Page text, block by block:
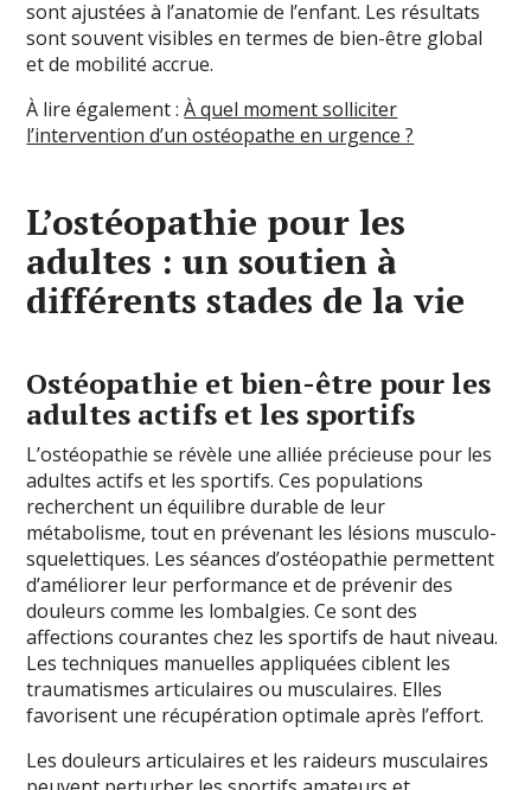
sont ajustées à l’anatomie de l’enfant. Les résultats
sont souvent visibles en termes de bien-être global
et de mobilité accrue.
À lire également :À quel moment solliciter
l’intervention d’un ostéopathe en urgence ?
L’ostéopathie pour les
adultes : un soutien à
différents stades de la vie
Ostéopathie et bien-être pour les
adultes actifs et les sportifs
L’ostéopathie se révèle une alliée précieuse pour les
adultes actifs et les sportifs. Ces populations
recherchent un équilibre durable de leur
métabolisme, tout en prévenant les lésions musculo-
squelettiques. Les séances d’ostéopathie permettent
d’améliorer leur performance et de prévenir des
douleurs comme les lombalgies. Ce sont des
affections courantes chez les sportifs de haut niveau.
Les techniques manuelles appliquées ciblent les
traumatismes articulaires ou musculaires. Elles
favorisent une récupération optimale après l’effort.
Les douleurs articulaires et les raideurs musculaires